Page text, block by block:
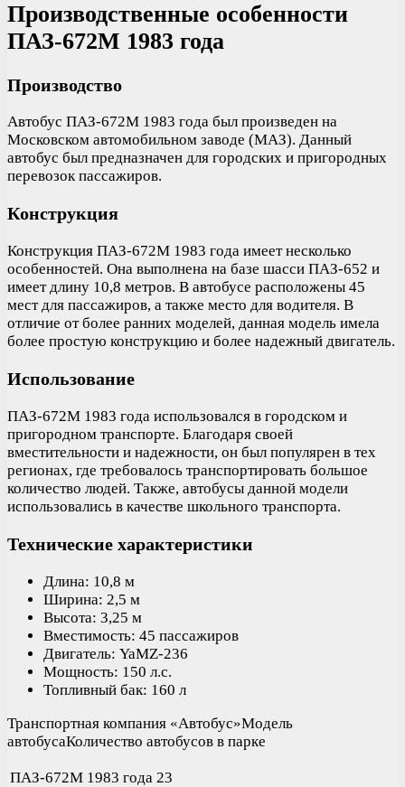
Производственные особенности
ПАЗ-672М 1983 года
Производство
Автобус ПАЗ-672М 1983 года был произведен на
Московском автомобильном заводе (МАЗ). Данный
автобус был предназначен для городских и пригородных
перевозок пассажиров.
Конструкция
Конструкция ПАЗ-672М 1983 года имеет несколько
особенностей. Она выполнена на базе шасси ПАЗ-652 и
имеет длину 10,8 метров. В автобусе расположены 45
мест для пассажиров, а также место для водителя. В
отличие от более ранних моделей, данная модель имела
более простую конструкцию и более надежный двигатель.
Использование
ПАЗ-672М 1983 года использовался в городском и
пригородном транспорте. Благодаря своей
вместительности и надежности, он был популярен в тех
регионах, где требовалось транспортировать большое
количество людей. Также, автобусы данной модели
использовались в качестве школьного транспорта.
Технические характеристики
Длина: 10,8 м
Ширина: 2,5 м
Высота: 3,25 м
Вместимость: 45 пассажиров
Двигатель: YaMZ-236
Мощность: 150 л.с.
Топливный бак: 160 л
Транспортная компания «Автобус»Модель
автобусаКоличество автобусов в парке
ПАЗ-672М 1983 года 23